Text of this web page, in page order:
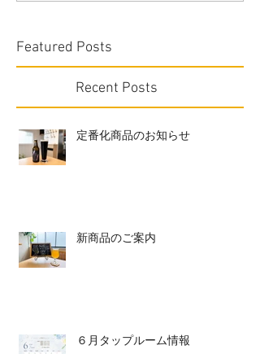
Featured Posts
Recent Posts
定番化商品のお知らせ
新商品のご案内
６月タップルーム情報